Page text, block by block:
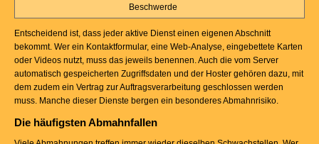
Beschwerde
Entscheidend ist, dass jeder aktive Dienst einen eigenen Abschnitt
bekommt. Wer ein Kontaktformular, eine Web-Analyse, eingebettete Karten
oder Videos nutzt, muss das jeweils benennen. Auch die vom Server
automatisch gespeicherten Zugriffsdaten und der Hoster gehören dazu, mit
dem zudem ein Vertrag zur Auftragsverarbeitung geschlossen werden
muss. Manche dieser Dienste bergen ein besonderes Abmahnrisiko.
Die häufigsten Abmahnfallen